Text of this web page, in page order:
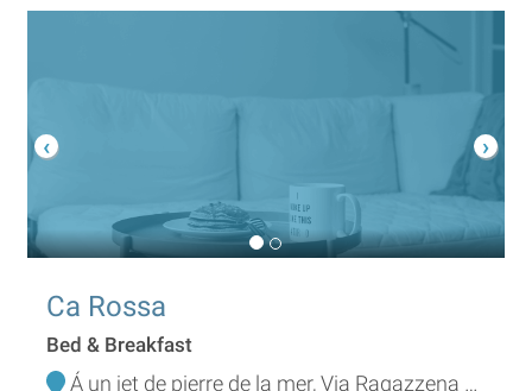
Ca Rossa
Bed & Breakfast
Á un jet de pierre de la mer, Via Ragazzena 178